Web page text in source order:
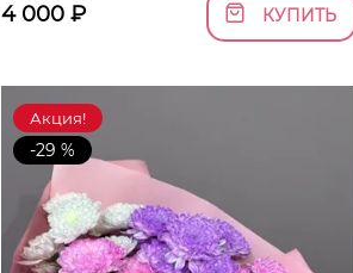
4 000₽ КУПИТЬ
Акция!
-29 %